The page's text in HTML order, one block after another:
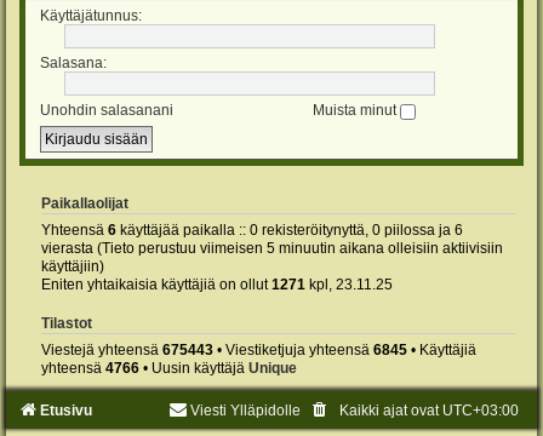
Käyttäjätunnus:
Salasana:
Unohdin salasanani Muista minut
Paikallaolijat
Yhteensä 6 käyttäjää paikalla :: 0 rekisteröitynyttä, 0 piilossa ja 6
vierasta (Tieto perustuu viimeisen 5 minuutin aikana olleisiin aktiivisiin
käyttäjiin)
Eniten yhtaikaisia käyttäjiä on ollut1271 kpl, 23.11.25
Tilastot
Viestejä yhteensä 675443 • Viestiketjuja yhteensä 6845 • Käyttäjiä
yhteensä 4766 • Uusin käyttäjä Unique
Etusivu Kaikki ajat ovat UTC+03:00
Viesti Ylläpidolle